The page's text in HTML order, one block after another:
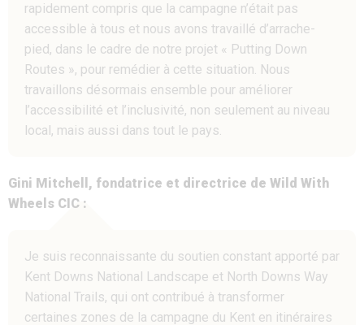
rapidement compris que la campagne n’était pas
accessible à tous et nous avons travaillé d’arrache-
pied, dans le cadre de notre projet « Putting Down
Routes », pour remédier à cette situation. Nous
travaillons désormais ensemble pour améliorer
l’accessibilité et l’inclusivité, non seulement au niveau
local, mais aussi dans tout le pays.
Gini Mitchell, fondatrice et directrice de Wild With
Wheels CIC :
Je suis reconnaissante du soutien constant apporté par
Kent Downs National Landscape et North Downs Way
National Trails, qui ont contribué à transformer
certaines zones de la campagne du Kent en itinéraires